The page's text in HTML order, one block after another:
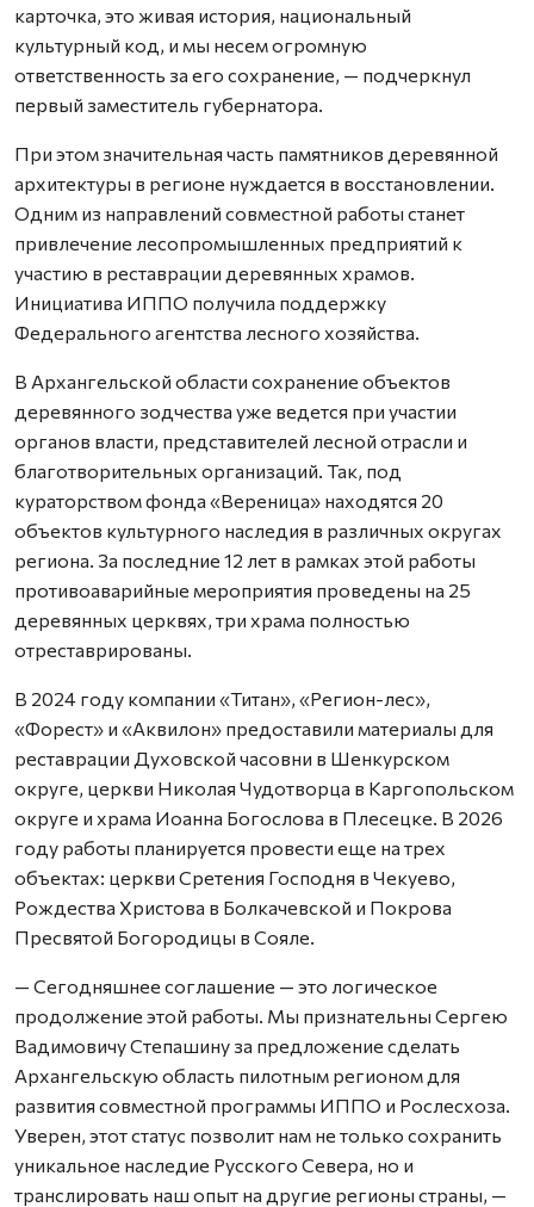
карточка, это живая история, национальный
культурный код, и мы несем огромную
ответственность за его сохранение, — подчеркнул
первый заместитель губернатора.
При этом значительная часть памятников деревянной
архитектуры в регионе нуждается в восстановлении.
Одним из направлений совместной работы станет
привлечение лесопромышленных предприятий к
участию в реставрации деревянных храмов.
Инициатива ИППО получила поддержку
Федерального агентства лесного хозяйства.
В Архангельской области сохранение объектов
деревянного зодчества уже ведется при участии
органов власти, представителей лесной отрасли и
благотворительных организаций. Так, под
кураторством фонда «Вереница» находятся 20
объектов культурного наследия в различных округах
региона. За последние 12 лет в рамках этой работы
противоаварийные мероприятия проведены на 25
деревянных церквях, три храма полностью
отреставрированы.
В 2024 году компании «Титан», «Регион-лес»,
«Форест» и «Аквилон» предоставили материалы для
реставрации Духовской часовни в Шенкурском
округе, церкви Николая Чудотворца в Каргопольском
округе и храма Иоанна Богослова в Плесецке. В 2026
году работы планируется провести еще на трех
объектах: церкви Сретения Господня в Чекуево,
Рождества Христова в Болкачевской и Покрова
Пресвятой Богородицы в Сояле.
— Сегодняшнее соглашение — это логическое
продолжение этой работы. Мы признательны Сергею
Вадимовичу Степашину за предложение сделать
Архангельскую область пилотным регионом для
развития совместной программы ИППО и Рослесхоза.
Уверен, этот статус позволит нам не только сохранить
уникальное наследие Русского Севера, но и
транслировать наш опыт на другие регионы страны, —